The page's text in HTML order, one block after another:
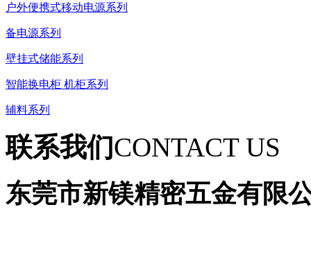
户外便携式移动电源系列
备电源系列
壁挂式储能系列
智能换电柜 机柜系列
辅料系列
联系我们CONTACT US
东莞市新镁精密五金有限